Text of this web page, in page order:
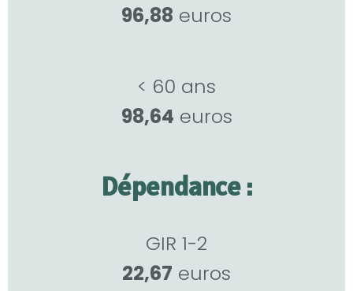
96,88 euros
< 60 ans
98,64 euros
Dépendance :
GIR 1-2
22,67 euros